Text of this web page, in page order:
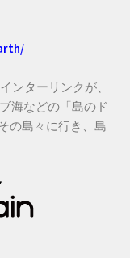
ンターリンクが、
海などの「島のド
の島々に行き、島